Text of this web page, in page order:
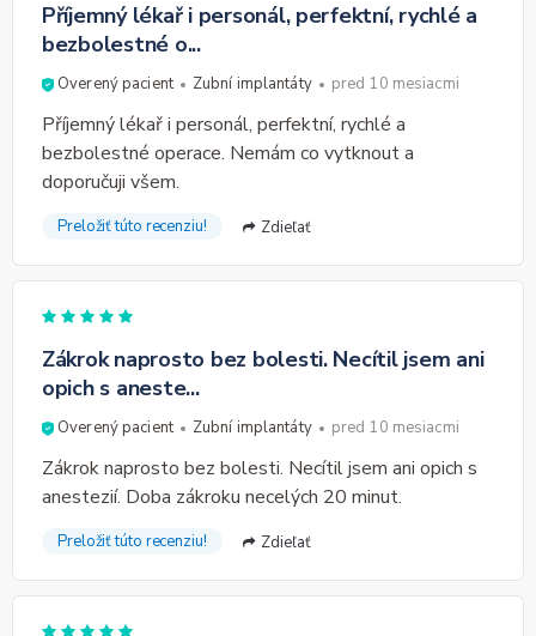
Příjemný lékař i personál, perfektní, rychlé a
bezbolestné o...
Overený pacient Zubní implantáty pred 10 mesiacmi
Příjemný lékař i personál, perfektní, rychlé a
bezbolestné operace. Nemám co vytknout a
doporučuji všem.
Preložiť túto recenziu! Zdieľať
Zákrok naprosto bez bolesti. Necítil jsem ani
opich s aneste...
Overený pacient Zubní implantáty pred 10 mesiacmi
Zákrok naprosto bez bolesti. Necítil jsem ani opich s
anestezií. Doba zákroku necelých 20 minut.
Preložiť túto recenziu! Zdieľať